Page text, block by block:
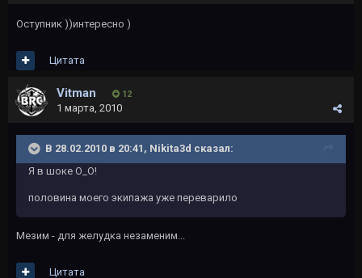
Оступник ))интересно )
Цитата
Vitman 12
1 марта, 2010
В 28.02.2010 в 20:41, Nikita3d сказал:
Я в шоке О_О!
половина моего экипажа уже переварило
Мезим - для желудка незаменим...
Цитата